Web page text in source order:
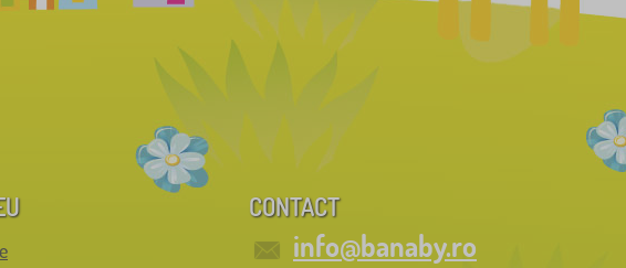
CONTACT
info@banaby.ro